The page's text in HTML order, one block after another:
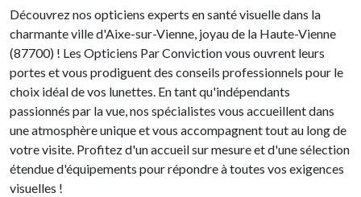
Découvrez nos opticiens experts en santé visuelle dans la
charmante ville d'Aixe-sur-Vienne, joyau de la Haute-Vienne
(87700) ! Les Opticiens Par Conviction vous ouvrent leurs
portes et vous prodiguent des conseils professionnels pour le
choix idéal de vos lunettes. En tant qu'indépendants
passionnés par la vue, nos spécialistes vous accueillent dans
une atmosphère unique et vous accompagnent tout au long de
votre visite. Profitez d'un accueil sur mesure et d'une sélection
étendue d'équipements pour répondre à toutes vos exigences
visuelles !